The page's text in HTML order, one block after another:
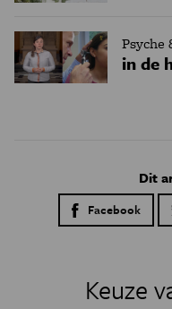
Psyche
in de
Dit
Facebook
Keuze